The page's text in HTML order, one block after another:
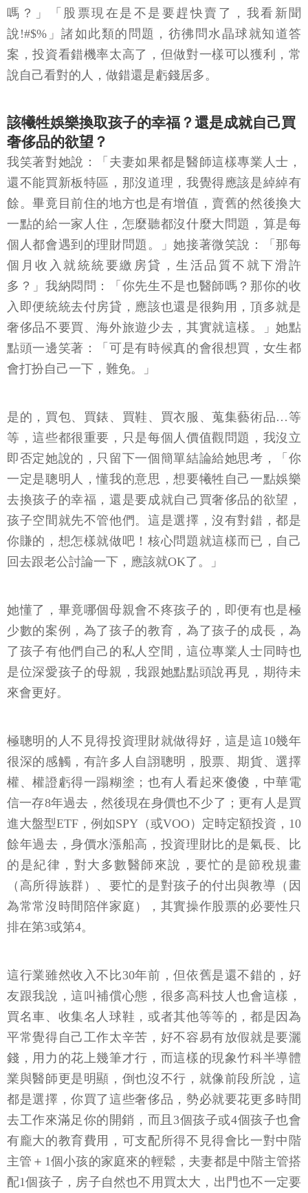
嗎？」「股票現在是不是要趕快賣了，我看新聞
說!#$%」諸如此類的問題，彷彿問水晶球就知道答
案，投資看錯機率太高了，但做對一樣可以獲利，常
說自己看對的人，做錯還是虧錢居多。
該犧牲娛樂換取孩子的幸福？還是成就自己買
奢侈品的欲望？
我笑著對她說：「夫妻如果都是醫師這樣專業人士，
還不能買新板特區，那沒道理，我覺得應該是綽綽有
餘。畢竟目前住的地方也是有增值，賣舊的然後換大
一點的給一家人住，怎麼聽都沒什麼大問題，算是每
個人都會遇到的理財問題。」她接著微笑說：「那每
個月收入就統統要繳房貸，生活品質不就下滑許
多？」我納悶問：「你先生不是也醫師嗎？那你的收
入即便統統去付房貸，應該也還是很夠用，頂多就是
奢侈品不要買、海外旅遊少去，其實就這樣。」她點
點頭一邊笑著：「可是有時候真的會很想買，女生都
會打扮自己一下，難免。」
是的，買包、買錶、買鞋、買衣服、蒐集藝術品…等
等，這些都很重要，只是每個人價值觀問題，我沒立
即否定她說的，只留下一個簡單結論給她思考，「你
一定是聰明人，懂我的意思，想要犧牲自己一點娛樂
去換孩子的幸福，還是要成就自己買奢侈品的欲望，
孩子空間就先不管他們。這是選擇，沒有對錯，都是
你賺的，想怎樣就做吧！核心問題就這樣而已，自己
回去跟老公討論一下，應該就OK了。」
她懂了，畢竟哪個母親會不疼孩子的，即便有也是極
少數的案例，為了孩子的教育，為了孩子的成長，為
了孩子有他們自己的私人空間，這位專業人士同時也
是位深愛孩子的母親，我跟她點點頭說再見，期待未
來會更好。
極聰明的人不見得投資理財就做得好，這是這10幾年
很深的感觸，有許多人自詡聰明，股票、期貨、選擇
權、權證虧得一蹋糊塗；也有人看起來傻傻，中華電
信一存8年過去，然後現在身價也不少了；更有人是買
進大盤型ETF，例如SPY（或VOO）定時定額投資，10
餘年過去，身價水漲船高，投資理財比的是氣長、比
的是紀律，對大多數醫師來說，要忙的是節稅規畫
（高所得族群）、要忙的是對孩子的付出與教導（因
為常常沒時間陪伴家庭），其實操作股票的必要性只
排在第3或第4。
這行業雖然收入不比30年前，但依舊是還不錯的，好
友跟我說，這叫補償心態，很多高科技人也會這樣，
買名車、收集名人球鞋，或者其他等等的，都是因為
平常覺得自己工作太辛苦，好不容易有放假就是要灑
錢，用力的花上幾筆才行，而這樣的現象竹科半導體
業與醫師更是明顯，倒也沒不行，就像前段所說，這
都是選擇，你買了這些奢侈品，勢必就要花更多時間
去工作來滿足你的開銷，而且3個孩子或4個孩子也會
有龐大的教育費用，可支配所得不見得會比一對中階
主管＋1個小孩的家庭來的輕鬆，夫妻都是中階主管搭
配1個孩子，房子自然也不用買太大，出門也不一定要